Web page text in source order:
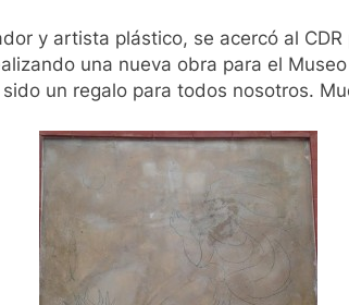
y artista plástico, se acercó al
una nueva obra para el
un regalo para todos nosotros.